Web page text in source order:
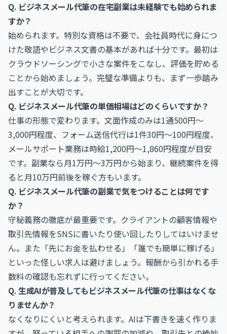
Q. ビジネスメール代筆の在宅副業は未経験でも始められま
すか？
始められます。特別な資格は不要で、会社員時代に身につ
けた敬語やビジネス文書の基本があれば十分です。最初は
クラウドソーシングで小さな案件をこなし、評価を貯める
ことから始めましょう。完璧な準備よりも、まず一歩踏み
出すことが大切です。
Q. ビジネスメール代筆の単価相場はどのくらいですか？
仕事の形態で変わります。文面作成のみは1通500円〜
3,000円程度、フォーム送信代行は1件30円〜100円程度、
メールサポート業務は時給1,200円〜1,860円程度が目安
です。副業なら月1万円〜3万円から始まり、継続案件を得
ると月10万円前後を稼ぐ方もいます。
Q. ビジネスメール代筆の副業で気をつけることは何です
か？
守秘義務の徹底が最重要です。クライアントの顧客情報や
取引先情報をSNSに書いたり使い回したりしてはいけませ
ん。また「先にお金を払わせる」「誰でも簡単に稼げる」
といった怪しい求人は避けましょう。報酬から引かれる手
数料の確認も忘れずに行ってください。
Q. 生成AIが普及してもビジネスメール代筆の仕事はなくな
りませんか？
なくなりにくいと考えられます。AIは下書きを速く作りま